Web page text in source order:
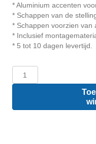
* Aluminium accenten
* Schappen van de
* Schappen voorzien van
* Inclusief
* 5 tot 10 dagen levertijd.
Partner
Houten